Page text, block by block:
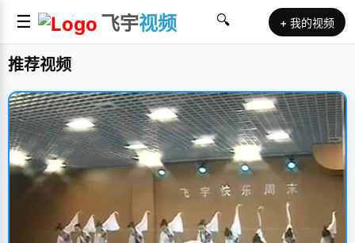
☰ 飞宇视频 🔍 + 我的视频
推荐视频